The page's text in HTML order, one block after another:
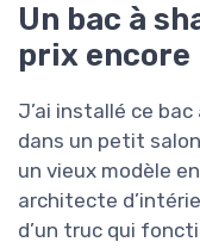
Un bac à
prix encore
J’ai installé ce
dans un petit
un vieux modèle
architecte
d’un truc qui